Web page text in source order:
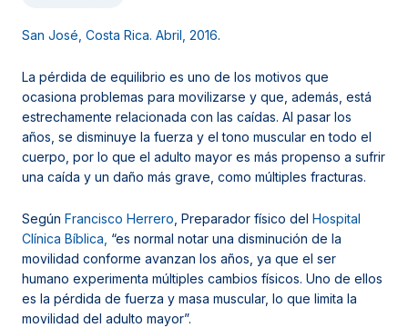
San José, Costa Rica. Abril, 2016.
La pérdida de equilibrio es uno de los motivos que
ocasiona problemas para movilizarse y que, además, está
estrechamente relacionada con las caídas. Al pasar los
años, se disminuye la fuerza y el tono muscular en todo el
cuerpo, por lo que el adulto mayor es más propenso a sufrir
una caída y un daño más grave, como múltiples fracturas.
Según Francisco Herrero , Preparador físico del Hospital
Clínica Bíblica, “es normal notar una disminución de la
movilidad conforme avanzan los años, ya que el ser
humano experimenta múltiples cambios físicos. Uno de ellos
es la pérdida de fuerza y masa muscular, lo que limita la
movilidad del adulto mayor”.